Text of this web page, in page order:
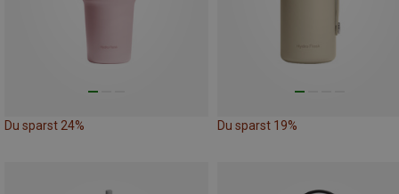
Du sparst 24% Du sparst 19%